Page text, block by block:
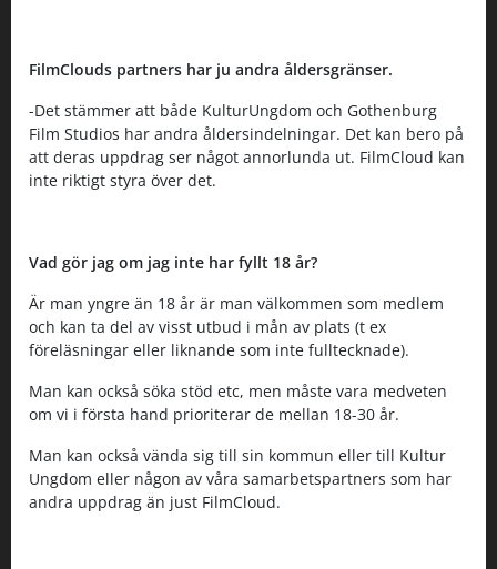
FilmClouds partners har ju andra åldersgränser.
-Det stämmer att både KulturUngdom och Gothenburg
Film Studios har andra åldersindelningar. Det kan bero på
att deras uppdrag ser något annorlunda ut. FilmCloud kan
inte riktigt styra över det.
Vad gör jag om jag inte har fyllt 18 år?
Är man yngre än 18 år är man välkommen som medlem
och kan ta del av visst utbud i mån av plats (t ex
föreläsningar eller liknande som inte fulltecknade).
Man kan också söka stöd etc, men måste vara medveten
om vi i första hand prioriterar de mellan 18-30 år.
Man kan också vända sig till sin kommun eller till Kultur
Ungdom eller någon av våra samarbetspartners som har
andra uppdrag än just FilmCloud.